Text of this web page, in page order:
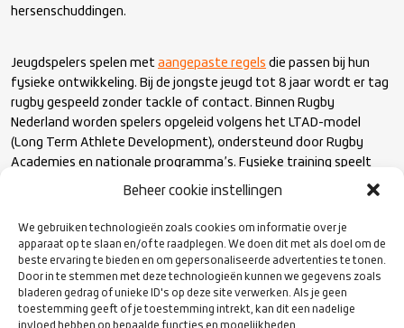
Beheer cookie instellingen
We gebruiken technologieën zoals cookies om informatie over je
apparaat op te slaan en/of te raadplegen. We doen dit met als doel om de
beste ervaring te bieden en om gepersonaliseerde advertenties te tonen.
Door in te stemmen met deze technologieën kunnen we gegevens zoals
bladeren gedrag of unieke ID's op deze site verwerken. Als je geen
toestemming geeft of je toestemming intrekt, kan dit een nadelige
invloed hebben op bepaalde functies en mogelijkheden.
hersenschuddingen.
Jeugdspelers spelen met aangepaste regels die passen bij hun
fysieke ontwikkeling. Bij de jongste jeugd tot 8 jaar wordt er tag
rugby gespeeld zonder tackle of contact. Binnen Rugby
Nederland worden spelers opgeleid volgens het LTAD-model
(Long Term Athlete Development), ondersteund door Rugby
Academies en nationale programma’s. Fysieke training speelt
hierin een preventieve rol.
Alle opleidingen binnen Rugby Nederland bevatten een verplichte
module over hersenschudding, van basistrainers tot bestuurders.
Het Recognize & Remove-protocol is breed bekend en
toegepast. World Rugby heeft bovendien een Citing
Commissioner aangesteld bij internationale wedstrijden, die op